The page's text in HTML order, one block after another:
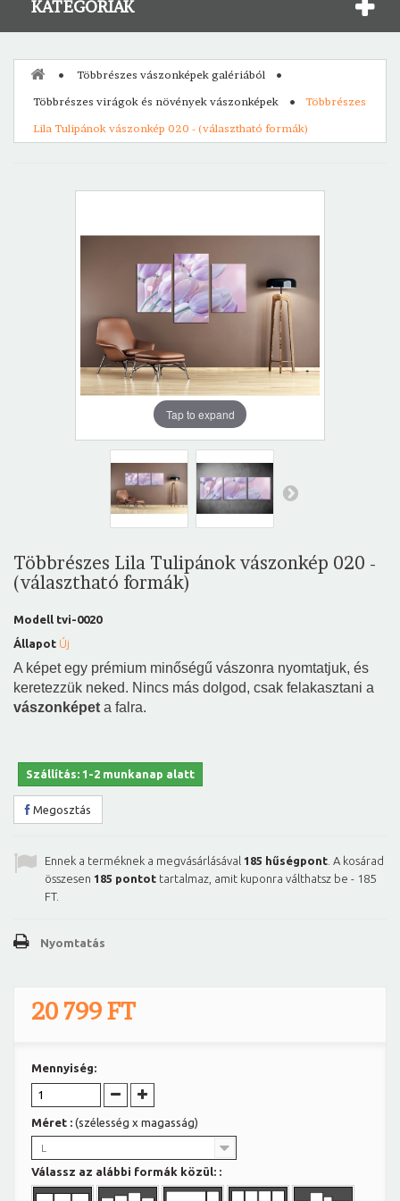
KATEGÓRIÁK
Többrészes vászonképek galériából
Többrészes virágok és növények vászonképek
Többrészes
Lila Tulipánok vászonkép 020 - (választható formák)
Tap to expand
Többrészes Lila Tulipánok vászonkép 020 -
(választható formák)
Modell tvi-0020
Állapot Új
A képet egy prémium minőségű vászonra nyomtatjuk, és
keretezzük neked. Nincs más dolgod, csak felakasztani a
vászonképet a falra.
Szállítás: 1-2 munkanap alatt
Megosztás
Ennek a terméknek a megvásárlásával 185 hűségpont . A kosárad
összesen 185 pontot tartalmaz, amit kuponra válthatsz be - 185
FT.
Nyomtatás
20 799 FT
Mennyiség:
Méret : (szélesség x magasság)
L
Válassz az alábbi formák közül: :